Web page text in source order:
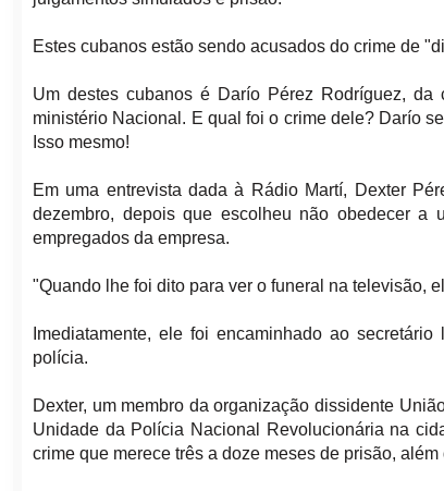
Estes cubanos estão sendo acusados do crime de
Um destes cubanos é Darío Pérez Rodríguez,
ministério Nacional. E qual foi o crime dele? Darío
Isso mesmo!
Em uma entrevista dada à Rádio Martí, Dexter
dezembro, depois que escolheu não obedecer a
empregados da empresa.
"Quando lhe foi dito para ver o funeral na televisão,
Imediatamente, ele foi encaminhado ao
polícia.
Dexter, um membro da organização dissidente
Unidade da Polícia Nacional Revolucionária na
crime que merece três a doze meses de prisão,